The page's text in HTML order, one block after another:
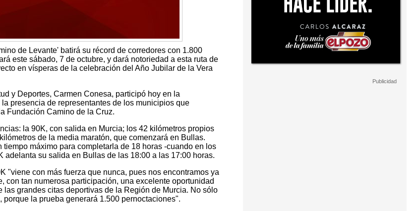
de Levante' batirá su récord de corredores con 1.800
este sábado, 7 de octubre, y dará notoriedad a esta ruta de
en vísperas de la celebración del Año Jubilar de la Vera
y Deportes, Carmen Conesa, participó hoy en la
presencia de representantes de los municipios que
Fundación Camino de la Cruz.
la 90K, con salida en Murcia; los 42 kilómetros propios
de la media maratón, que comenzará en Bullas.
máximo para completarla de 18 horas -cuando en los
adelanta su salida en Bullas de las 18:00 a las 17:00 horas.
"viene con más fuerza que nunca, pues nos encontramos ya
con tan numerosa participación, una excelente oportunidad
las grandes citas deportivas de la Región de Murcia. No sólo
la prueba generará 1.500 pernoctaciones".